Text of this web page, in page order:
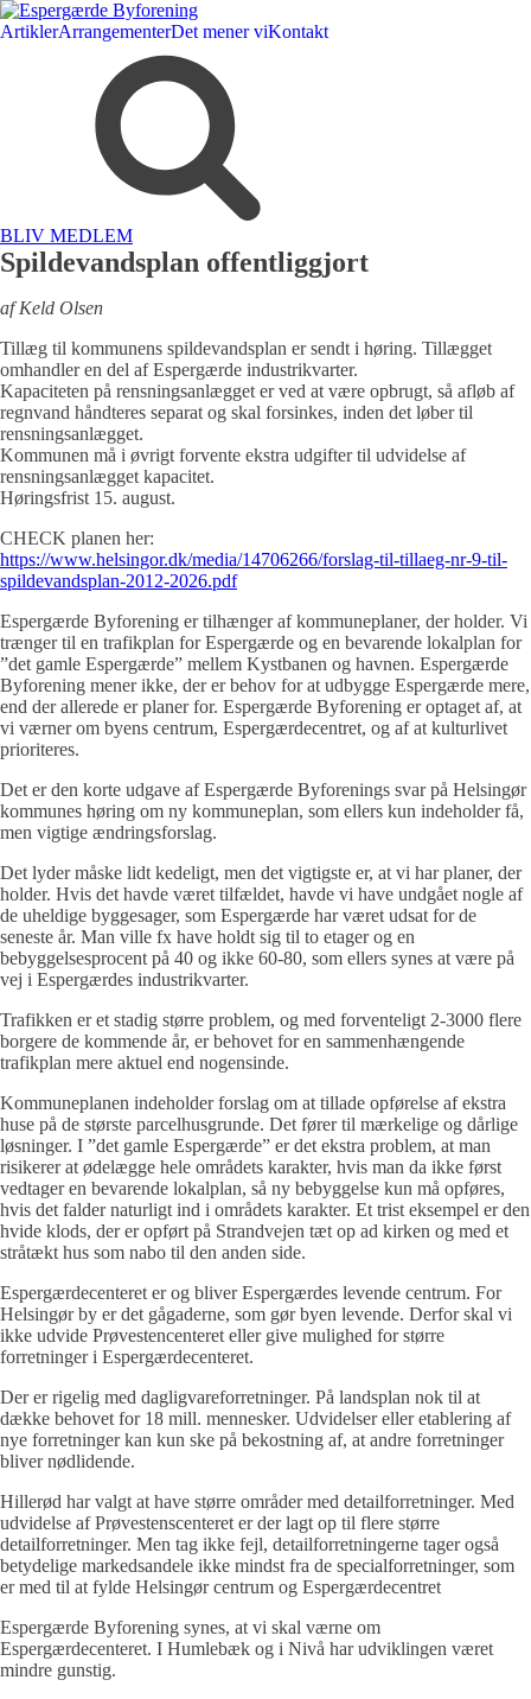
ArtiklerArrangementerDet mener viKontakt
BLIV MEDLEM
Spildevandsplan offentliggjort
af Keld Olsen
Tillæg til kommunens spildevandsplan er sendt i høring. Tillægget
omhandler en del af Espergærde industrikvarter.
Kapaciteten på rensningsanlægget er ved at være opbrugt, så afløb af
regnvand håndteres separat og skal forsinkes, inden det løber til
rensningsanlægget.
Kommunen må i øvrigt forvente ekstra udgifter til udvidelse af
rensningsanlægget kapacitet.
Høringsfrist 15. august.
CHECK planen her:
https://www.helsingor.dk/media/14706266/forslag-til-tillaeg-nr-9-til-
spildevandsplan-2012-2026.pdf
Espergærde Byforening er tilhænger af kommuneplaner, der holder. Vi
trænger til en trafikplan for Espergærde og en bevarende lokalplan for
”det gamle Espergærde” mellem Kystbanen og havnen. Espergærde
Byforening mener ikke, der er behov for at udbygge Espergærde mere,
end der allerede er planer for. Espergærde Byforening er optaget af, at
vi værner om byens centrum, Espergærdecentret, og af at kulturlivet
prioriteres.
Det er den korte udgave af Espergærde Byforenings svar på Helsingør
kommunes høring om ny kommuneplan, som ellers kun indeholder få,
men vigtige ændringsforslag.
Det lyder måske lidt kedeligt, men det vigtigste er, at vi har planer, der
holder. Hvis det havde været tilfældet, havde vi have undgået nogle af
de uheldige byggesager, som Espergærde har været udsat for de
seneste år. Man ville fx have holdt sig til to etager og en
bebyggelsesprocent på 40 og ikke 60-80, som ellers synes at være på
vej i Espergærdes industrikvarter.
Trafikken er et stadig større problem, og med forventeligt 2-3000 flere
borgere de kommende år, er behovet for en sammenhængende
trafikplan mere aktuel end nogensinde.
Kommuneplanen indeholder forslag om at tillade opførelse af ekstra
huse på de største parcelhusgrunde. Det fører til mærkelige og dårlige
løsninger. I ”det gamle Espergærde” er det ekstra problem, at man
risikerer at ødelægge hele områdets karakter, hvis man da ikke først
vedtager en bevarende lokalplan, så ny bebyggelse kun må opføres,
hvis det falder naturligt ind i områdets karakter. Et trist eksempel er den
hvide klods, der er opført på Strandvejen tæt op ad kirken og med et
stråtækt hus som nabo til den anden side.
Espergærdecenteret er og bliver Espergærdes levende centrum. For
Helsingør by er det gågaderne, som gør byen levende. Derfor skal vi
ikke udvide Prøvestencenteret eller give mulighed for større
forretninger i Espergærdecenteret.
Der er rigelig med dagligvareforretninger. På landsplan nok til at
dække behovet for 18 mill. mennesker. Udvidelser eller etablering af
nye forretninger kan kun ske på bekostning af, at andre forretninger
bliver nødlidende.
Hillerød har valgt at have større områder med detailforretninger. Med
udvidelse af Prøvestenscenteret er der lagt op til flere større
detailforretninger. Men tag ikke fejl, detailforretningerne tager også
betydelige markedsandele ikke mindst fra de specialforretninger, som
er med til at fylde Helsingør centrum og Espergærdecentret
Espergærde Byforening synes, at vi skal værne om
Espergærdecenteret. I Humlebæk og i Nivå har udviklingen været
mindre gunstig.